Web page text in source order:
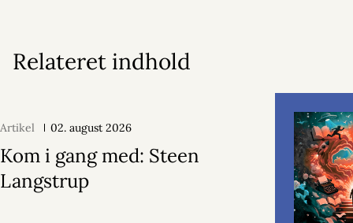
Relateret indhold
Artikel 02. august 2026
Kom i gang med: Steen
Langstrup